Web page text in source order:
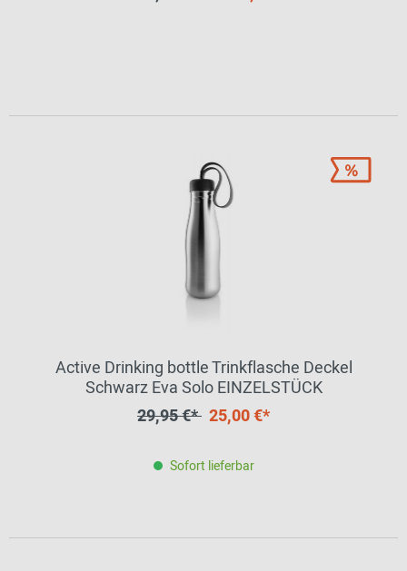
Active Drinking bottle Trinkflasche Deckel
Schwarz Eva Solo EINZELSTÜCK
29,95 €* 25,00 €*
Sofort lieferbar